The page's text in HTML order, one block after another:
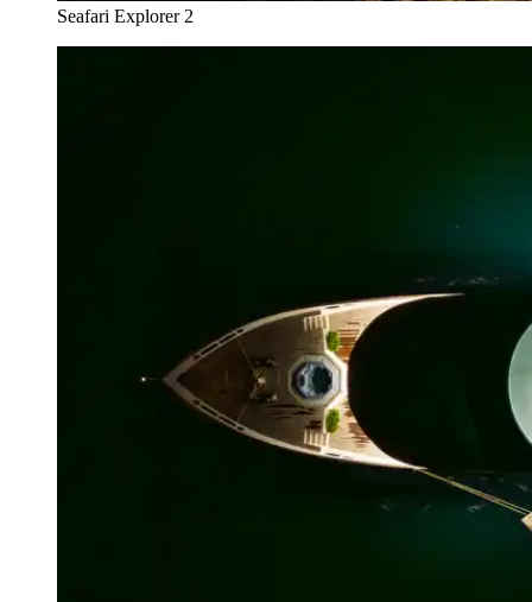
Seafari Explorer 2